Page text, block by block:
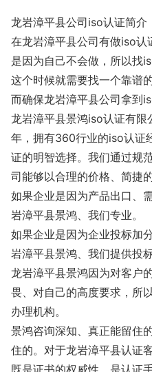
龙岩漳平县公司iso认证简介
在龙岩漳平县公司有做iso
是因为自己不会做，所以找
这个时候就需要找一个靠谱
而确保龙岩漳平县公司拿到
龙岩漳平县景鸿iso认证有
年，拥有360行业的iso认证
证的明智选择。我们通过规
司能够以合理的价格、简捷
如果企业是因为产品出口、
岩漳平县景鸿、我们专业。
如果企业是因为企业投标加
岩漳平县景鸿、我们提供投
龙岩漳平县景鸿因为对客户
畏、对自己的高度要求，所
办理机构。
景鸿咨询深知、真正能留住
住的。对于龙岩漳平县认证
既是证书的权威性，是认证